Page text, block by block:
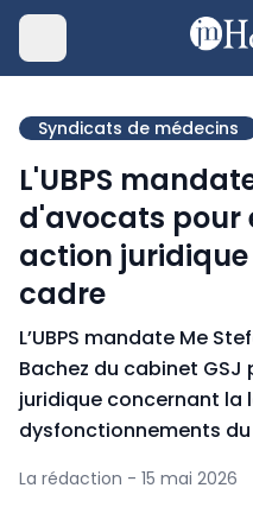
Syndicats de médecins
L'UBPS
d'avocats pour
action
cadre
L’UBPS mandate Me
Bachez du cabinet
juridique concernant la
dysfonctionnements
La rédaction - 15 mai 2026